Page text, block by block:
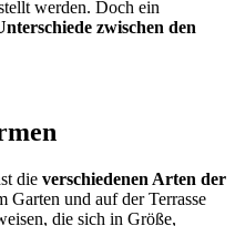
werden. Doch ein
zwischen den
die verschiedenen Arten der
Garten und auf der Terrasse
die sich in Größe,